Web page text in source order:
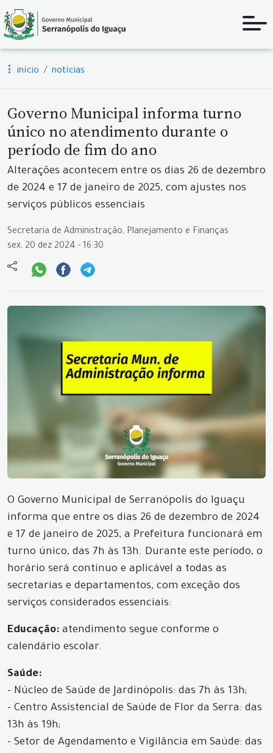
início notícias
Governo Municipal informa turno
único no atendimento durante o
período de fim do ano
Alterações acontecem entre os dias 26 de dezembro
de 2024 e 17 de janeiro de 2025, com ajustes nos
serviços públicos essenciais
Secretaria de Administração, Planejamento e Finanças
sex, 20 dez 2024 - 16:30
O Governo Municipal de Serranópolis do Iguaçu
informa que entre os dias 26 de dezembro de 2024
e 17 de janeiro de 2025, a Prefeitura funcionará em
turno único, das 7h às 13h. Durante este período, o
horário será contínuo e aplicável a todas as
secretarias e departamentos, com exceção dos
serviços considerados essenciais:
Educação: atendimento segue conforme o
calendário escolar.
Saúde:
- Núcleo de Saúde de Jardinópolis: das 7h às 13h;
- Centro Assistencial de Saúde de Flor da Serra: das
13h às 19h;
- Setor de Agendamento e Vigilância em Saúde: das